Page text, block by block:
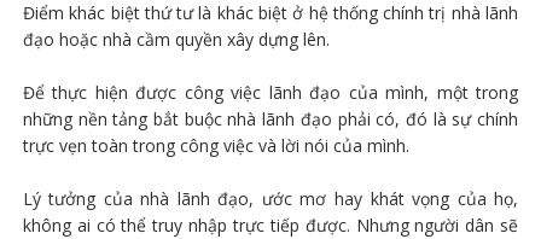
Điểm khác biệt thứ tư là khác biệt ở hệ thống chính trị nhà lãnh
đạo hoặc nhà cầm quyền xây dựng lên.
Để thực hiện được công việc lãnh đạo của mình, một trong
những nền tảng bắt buộc nhà lãnh đạo phải có, đó là sự chính
trực vẹn toàn trong công việc và lời nói của mình.
Lý tưởng của nhà lãnh đạo, ước mơ hay khát vọng của họ,
không ai có thể truy nhập trực tiếp được. Nhưng người dân sẽ